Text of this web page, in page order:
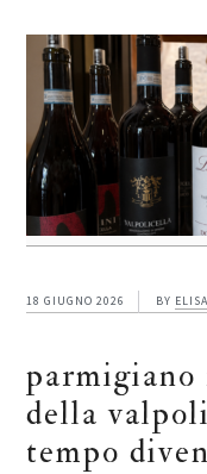
18 GIUGNO 2026 BY
parmigiano
della
tempo